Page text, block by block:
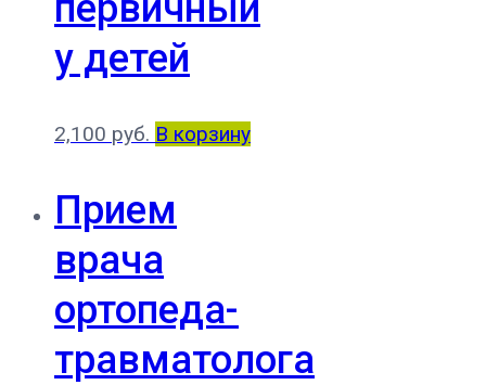
у детей
2,100 руб. В корзину
Прием
врача
ортопеда-
травматолога